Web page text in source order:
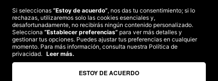
©2026 Colectivia
Términos y condiciones|Política de privacidad|Política de cookies
Estudio turismo de verano 2020
Si seleccionas “Estoy de acuerdo”, nos das tu consentimiento; si lo
rechazas, utilizaremos solo las cookies esenciales y,
desafortunadamente, no recibirás ningún contenido personalizado.
Selecciona “Establecer preferencias” para ver más detalles y
gestionar tus opciones. Puedes ajustar tus preferencias en cualquier
momento. Para más información, consulta nuestra Política de
privacidad. Leer más.
ESTOY DE ACUERDO